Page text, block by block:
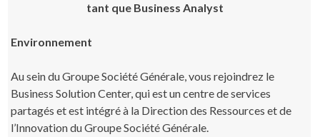
tant que Business Analyst
Environnement
Au sein du Groupe Société Générale, vous rejoindrez le
Business Solution Center, qui est un centre de services
partagés et est intégré à la Direction des Ressources et de
l’Innovation du Groupe Société Générale.